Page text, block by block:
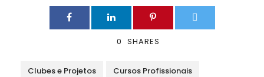
0 SHARES
Clubes e Projetos Cursos Profissionais